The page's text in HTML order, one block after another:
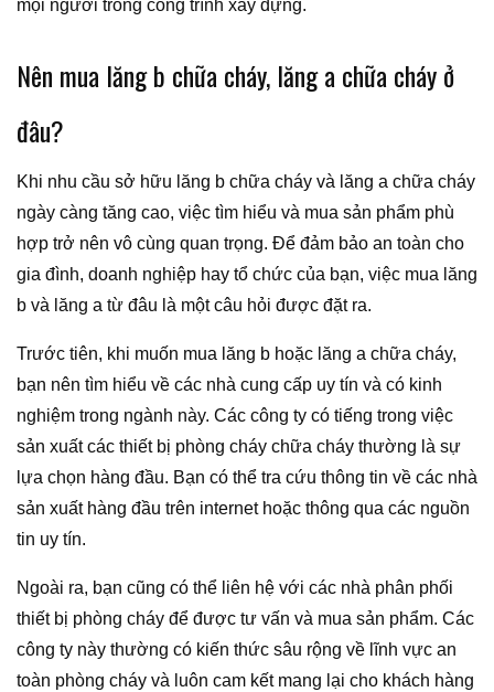
mọi người trong công trình xây dựng.
Nên mua lăng b chữa cháy, lăng a chữa cháy ở
đâu?
Khi nhu cầu sở hữu lăng b chữa cháy và lăng a chữa cháy
ngày càng tăng cao, việc tìm hiểu và mua sản phẩm phù
hợp trở nên vô cùng quan trọng. Để đảm bảo an toàn cho
gia đình, doanh nghiệp hay tổ chức của bạn, việc mua lăng
b và lăng a từ đâu là một câu hỏi được đặt ra.
Trước tiên, khi muốn mua lăng b hoặc lăng a chữa cháy,
bạn nên tìm hiểu về các nhà cung cấp uy tín và có kinh
nghiệm trong ngành này. Các công ty có tiếng trong việc
sản xuất các thiết bị phòng cháy chữa cháy thường là sự
lựa chọn hàng đầu. Bạn có thể tra cứu thông tin về các nhà
sản xuất hàng đầu trên internet hoặc thông qua các nguồn
tin uy tín.
Ngoài ra, bạn cũng có thể liên hệ với các nhà phân phối
thiết bị phòng cháy để được tư vấn và mua sản phẩm. Các
công ty này thường có kiến thức sâu rộng về lĩnh vực an
toàn phòng cháy và luôn cam kết mang lại cho khách hàng